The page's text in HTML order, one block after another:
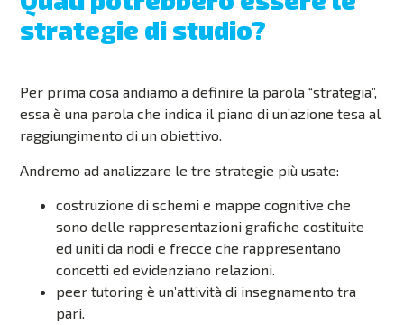
strategie di studio?
Per prima cosa andiamo a definire la parola “strategia”,
essa è una parola che indica il piano di un’azione tesa al
raggiungimento di un obiettivo.
Andremo ad analizzare le tre strategie più usate:
costruzione di schemi e mappe cognitive che
sono delle rappresentazioni grafiche costituite
ed uniti da nodi e frecce che rappresentano
concetti ed evidenziano relazioni.
peer tutoring è un’attività di insegnamento tra
pari.